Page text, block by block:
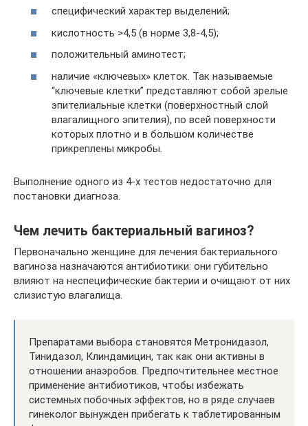
специфический характер выделений;
кислотность >4,5 (в норме 3,8-4,5);
положительный аминотест;
наличие «ключевых» клеток. Так называемые
“ключевые клетки” представляют собой зрелые
эпителиальные клетки (поверхностный слой
влагалищного эпителия), по всей поверхности
которых плотно и в большом количестве
прикреплены микробы.
Выполнение одного из 4-х тестов недостаточно для
постановки диагноза.
Чем лечить бактериальный вагиноз?
Первоначально женщине для лечения бактериального
вагиноза назначаются антибиотики: они губительно
влияют на неспецифические бактерии и очищают от них
слизистую влагалища.
Препаратами выбора становятся Метронидазол,
Тинидазол, Клиндамицин, так как они активны в
отношении анаэробов. Предпочтительнее местное
применение антибиотиков, чтобы избежать
системных побочных эффектов, но в ряде случаев
гинеколог вынужден прибегать к таблетированным